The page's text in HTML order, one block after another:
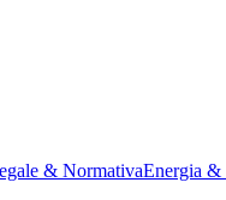
& NormativaEnergia &